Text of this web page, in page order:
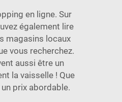
en ligne. Sur
également lire
magasins locaux
vous recherchez.
aussi être un
la vaisselle ! Que
prix abordable.